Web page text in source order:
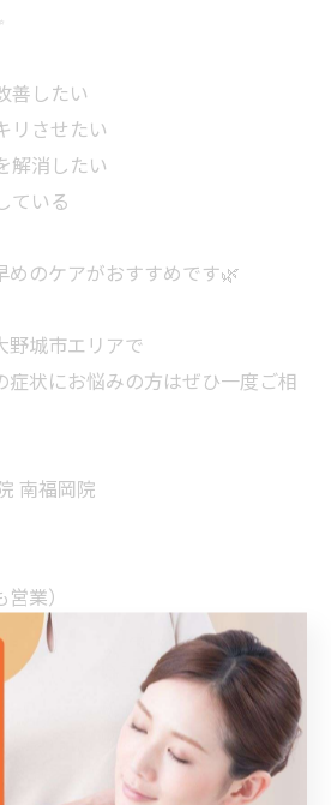
善したい
リさせたい
解消したい
ている
めのケアがおすすめです🌿
野城市エリアで
症状にお悩みの方はぜひ一度ご相
南福岡院
業）
ットペッパー／HPから予約可能